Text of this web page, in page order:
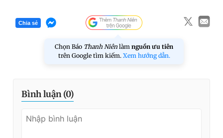
Chia sẻ
Chọn Báo Thanh Niên làm nguồn ưu tiên
trên Google tìm kiếm. Xem hướng dẫn.
Bình luận (0)